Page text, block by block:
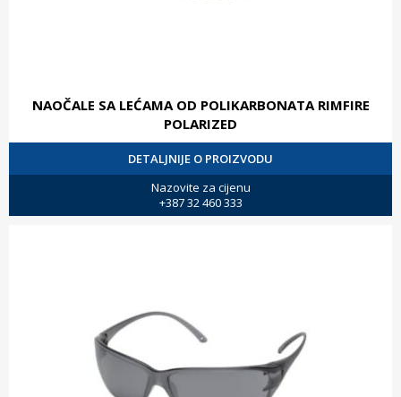
NAOČALE SA LEĆAMA OD POLIKARBONATA RIMFIRE
POLARIZED
DETALJNIJE O PROIZVODU
Nazovite za cijenu
+387 32 460 333